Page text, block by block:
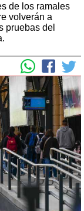
de los ramales
volverán a
pruebas del